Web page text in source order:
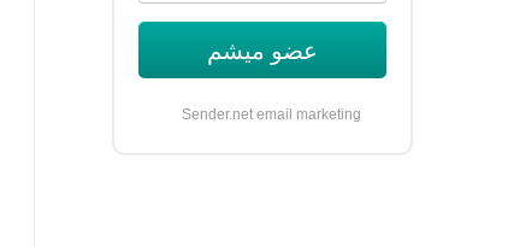
عضو میشم
Sender.net email marketing